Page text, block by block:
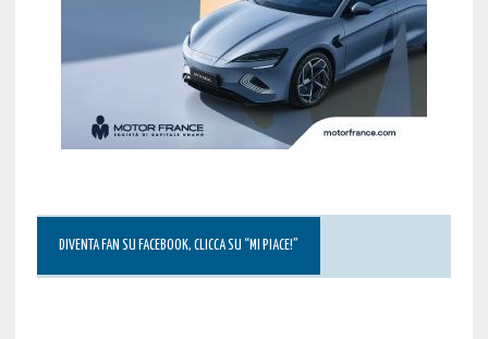
DIVENTA FAN SU FACEBOOK, CLICCA SU “MI PIACE!”